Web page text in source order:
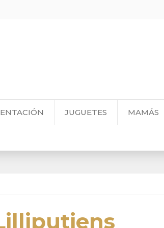
JUGUETES MAMÁS